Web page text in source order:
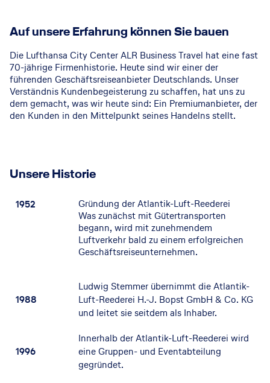
Auf unsere Erfahrung können Sie bauen
Die Lufthansa City Center ALR Business Travel hat eine fast
70-jährige Firmenhistorie. Heute sind wir einer der
führenden Geschäftsreiseanbieter Deutschlands. Unser
Verständnis Kundenbegeisterung zu schaffen, hat uns zu
dem gemacht, was wir heute sind: Ein Premiumanbieter, der
den Kunden in den Mittelpunkt seines Handelns stellt.
Unsere Historie
1952
Gründung der Atlantik-Luft-Reederei
Was zunächst mit Gütertransporten
begann, wird mit zunehmendem
Luftverkehr bald zu einem erfolgreichen
Geschäftsreiseunternehmen.
1988
Ludwig Stemmer übernimmt die Atlantik-
Luft-Reederei H.-J. Bopst GmbH & Co. KG
und leitet sie seitdem als Inhaber.
1996
Innerhalb der Atlantik-Luft-Reederei wird
eine Gruppen- und Eventabteilung
gegründet.